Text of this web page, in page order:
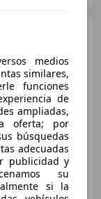
1
kW (120 CV)
medios
similares,
funciones
de
ampliadas,
oferta; por
búsquedas
adecuadas
publicidad y
su
si la